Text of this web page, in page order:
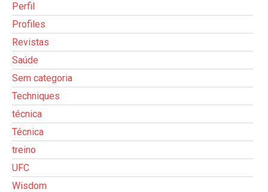
Perfil
Profiles
Revistas
Saúde
Sem categoria
Techniques
técnica
Técnica
treino
UFC
Wisdom